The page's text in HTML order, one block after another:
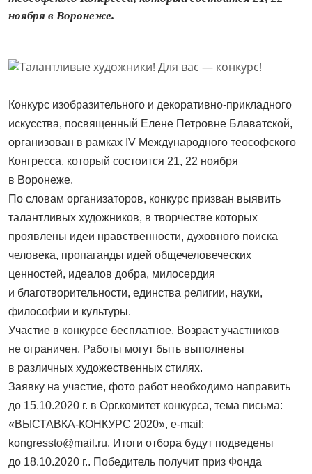
ноября в Воронеже.
Конкурс изобразительного и декоративно-прикладного
искусства, посвященный Елене Петровне Блаватской,
организован в рамках IV Международного теософского
Конгресса, который состоится 21, 22 ноября
в Воронеже.
По словам организаторов, конкурс призван выявить
талантливых художников, в творчестве которых
проявлены идеи нравственности, духовного поиска
человека, пропаганды идей общечеловеческих
ценностей, идеалов добра, милосердия
и благотворительности, единства религии, науки,
философии и культуры.
Участие в конкурсе бесплатное. Возраст участников
не ограничен. Работы могут быть выполнены
в различных художественных стилях.
Заявку на участие, фото работ необходимо направить
до 15.10.2020 г. в Орг.комитет конкурса, тема письма:
«ВЫСТАВКА-КОНКУРС 2020», e-mail:
kongressto@mail.ru. Итоги отбора будут подведены
до 18.10.2020 г.. Победитель получит приз Фонда